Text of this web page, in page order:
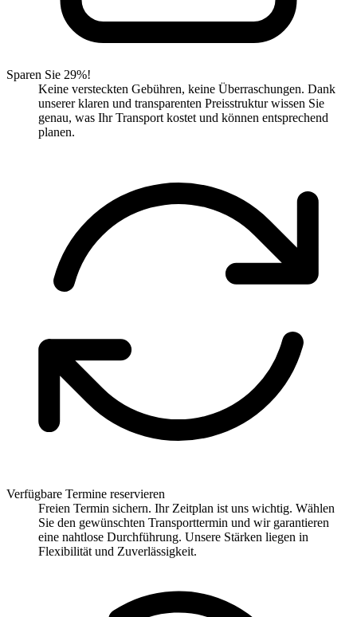
Sparen Sie 29%!
Keine versteckten Gebühren, keine Überraschungen. Dank
unserer klaren und transparenten Preisstruktur wissen Sie
genau, was Ihr Transport kostet und können entsprechend
planen.
Verfügbare Termine reservieren
Freien Termin sichern. Ihr Zeitplan ist uns wichtig. Wählen
Sie den gewünschten Transporttermin und wir garantieren
eine nahtlose Durchführung. Unsere Stärken liegen in
Flexibilität und Zuverlässigkeit.